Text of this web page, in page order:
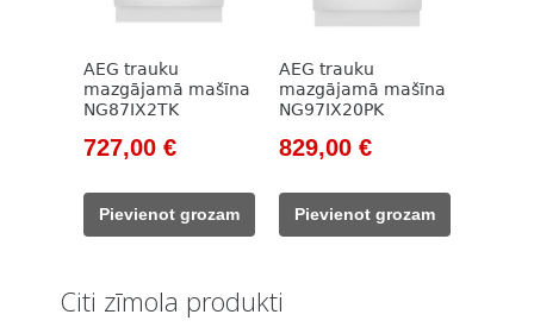
AEG trauku
mazgājamā mašīna
NG87IX2TK
Original
was:
875,00 €.
727,00 €Current
727,00 €.
Pievienot grozam
AEG trauku
mazgājamā mašīna
NG97IX20PK
Original
was:
978,00 €.
829,00 €Current
829,00 €.
Pievienot grozam
Citi zīmola produkti